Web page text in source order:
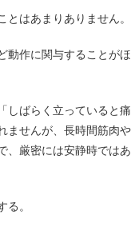
とはあまりありません。
動作に関与することがほ
しばらく立っていると痛
ませんが、長時間筋肉や
、厳密には安静時ではあ
る。